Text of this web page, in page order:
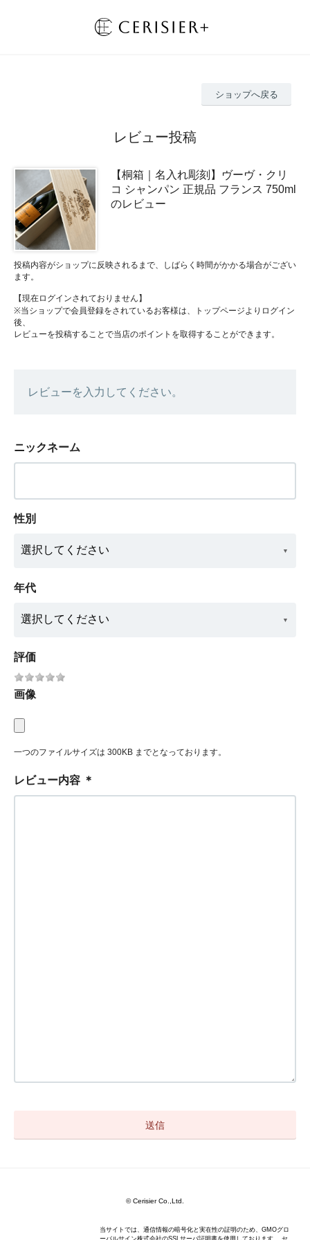
ショップへ戻る
レビュー投稿
【桐箱｜名入れ彫刻】ヴーヴ・クリ
コ シャンパン 正規品 フランス 750ml
のレビュー
投稿内容がショップに反映されるまで、しばらく時間がかかる場合がござい
ます。
【現在ログインされておりません】
※当ショップで会員登録をされているお客様は、トップページよりログイン
後、
レビューを投稿することで当店のポイントを取得することができます。
レビューを入力してください。
ニックネーム
性別
年代
評価
画像
一つのファイルサイズは 300KB までとなっております。
レビュー内容 ＊
© Cerisier Co.,Ltd.
当サイトでは、通信情報の暗号化と実在性の証明のため、GMOグロ
ーバルサイン株式会社のSSLサーバ証明書を使用しております。 セ